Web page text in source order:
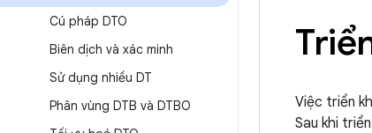
Cú pháp DTO
Biên dịch và xác minh
Sử dụng nhiều DT
Phân vùng DTB và DTBO
Việc triển
Sau khi